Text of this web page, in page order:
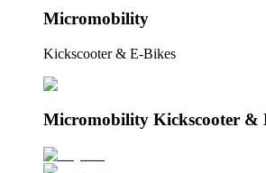
Micromobility
Kickscooter & E-Bikes
Micromobility Kickscooter &